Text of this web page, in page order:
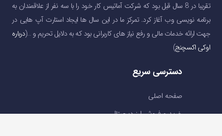
تقریبا در 8 سال قبل بود که شرکت آماتیس کار خود را با سه نفر از علاقمندان به
برنامه نویسی وب آغاز کرد. تمرکز ما در این سال ها ایجاد استارت آپ هایی در
جهت ارائه خدمات مالی و رفع نیاز های کاربرانی بود که به دلایل تحریم و …(درباره
اوکی اکسچنج)
دسترسی سریع
صفحه اصلی
خرید و فروش ارز دیجیتال